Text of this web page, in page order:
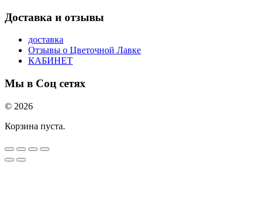
Доставка и отзывы
доставка
Отзывы о Цветочной Лавке
КАБИНЕТ
Мы в Соц сетях
© 2026
Корзина пуста.